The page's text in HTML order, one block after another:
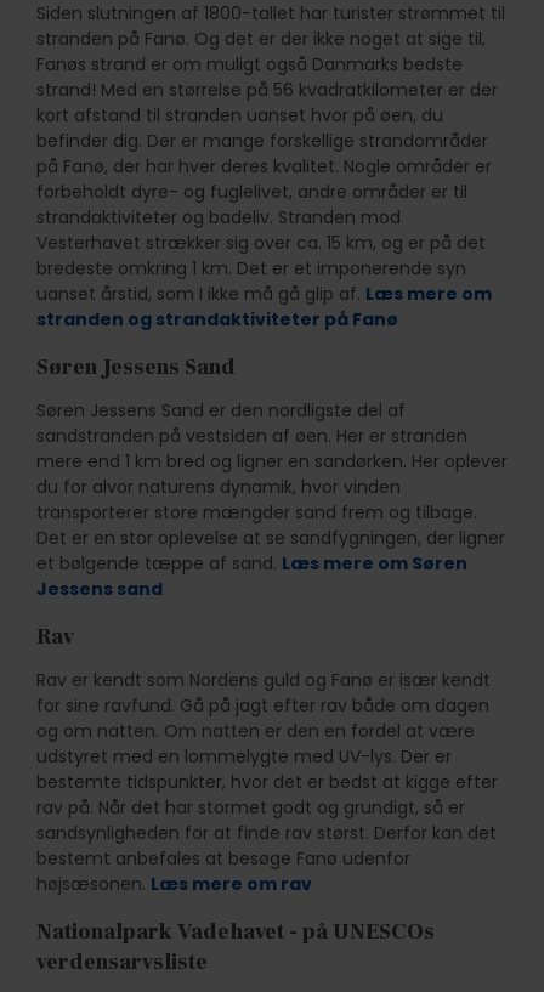
Siden slutningen af 1800-tallet har turister strømmet til
stranden på Fanø. Og det er der ikke noget at sige til,
Fanøs strand er om muligt også Danmarks bedste
strand! Med en størrelse på 56 kvadratkilometer er der
kort afstand til stranden uanset hvor på øen, du
befinder dig. Der er mange forskellige strandområder
på Fanø, der har hver deres kvalitet. Nogle områder er
forbeholdt dyre- og fuglelivet, andre områder er til
strandaktiviteter og badeliv. Stranden mod
Vesterhavet strækker sig over ca. 15 km, og er på det
bredeste omkring 1 km. Det er et imponerende syn
uanset årstid, som I ikke må gå glip af. Læs mere om
stranden og strandaktiviteter på Fanø
Søren Jessens Sand
Søren Jessens Sand er den nordligste del af
sandstranden på vestsiden af øen. Her er stranden
mere end 1 km bred og ligner en sandørken. Her oplever
du for alvor naturens dynamik, hvor vinden
transporterer store mængder sand frem og tilbage.
Det er en stor oplevelse at se sandfygningen, der ligner
et bølgende tæppe af sand. Læs mere om Søren
Jessens sand
Rav
Rav er kendt som Nordens guld og Fanø er især kendt
for sine ravfund. Gå på jagt efter rav både om dagen
og om natten. Om natten er den en fordel at være
udstyret med en lommelygte med UV-lys. Der er
bestemte tidspunkter, hvor det er bedst at kigge efter
rav på. Når det har stormet godt og grundigt, så er
sandsynligheden for at finde rav størst. Derfor kan det
bestemt anbefales at besøge Fanø udenfor
højsæsonen. Læs mere om rav
Nationalpark Vadehavet - på UNESCOs
verdensarvsliste